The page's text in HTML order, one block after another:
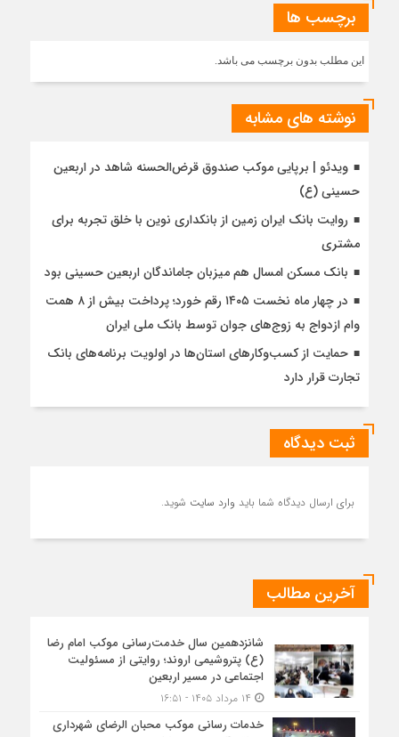
برچسب ها
این مطلب بدون برچسب می باشد.
نوشته های مشابه
ویدئو | برپایی موکب صندوق قرض‌الحسنه شاهد در اربعین
حسینی (ع)
روایت بانک ایران زمین از بانکداری نوین با خلق تجربه برای
مشتری
بانک مسکن امسال هم میزبان جاماندگان اربعین حسینی بود
در چهار ماه نخست ۱۴۰۵ رقم خورد؛ پرداخت بیش از ۸ همت
وام ازدواج به زوج‌های جوان توسط بانک ملی ایران
حمایت از کسب‌وکارهای استان‌ها در اولویت برنامه‌های بانک
تجارت قرار دارد
ثبت دیدگاه
برای ارسال دیدگاه شما باید وارد سایت شوید.
آخرین مطالب
شانزدهمین سال خدمت‌رسانی موکب امام رضا
(ع) پتروشیمی اروند؛ روایتی از مسئولیت
اجتماعی در مسیر اربعین
خدمات رسانی موکب محبان الرضای شهرداری